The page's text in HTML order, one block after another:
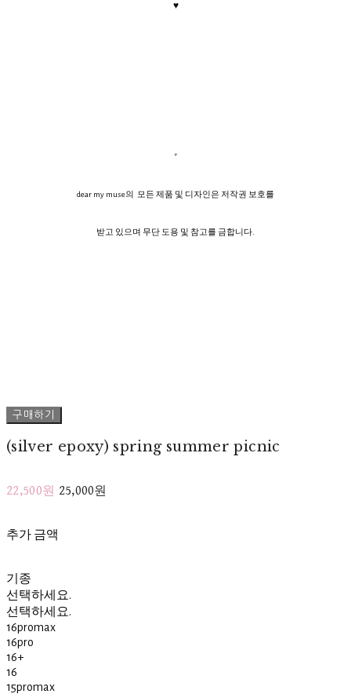
♥
*
dear my muse의 모든 제품 및 디자인은 저작권 보호를
받고 있으며 무단 도용 및 참고를 금합니다.
구매하기
(silver epoxy) spring summer picnic
22,500원 25,000원
추가 금액
기종
선택하세요.
선택하세요.
16promax
16pro
16+
16
15promax